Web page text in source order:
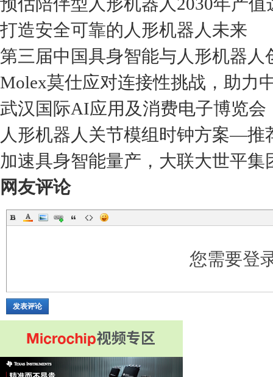
打造安全可靠的人形机器人未来
第三届中国具身智能与人形机器人
Molex莫仕应对连接性挑战，助力
武汉国际AI应用及消费电子博览会
人形机器人关节模组时钟方案—推
加速具身智能量产，大联大世平
网友评论
您需要登
发表评论